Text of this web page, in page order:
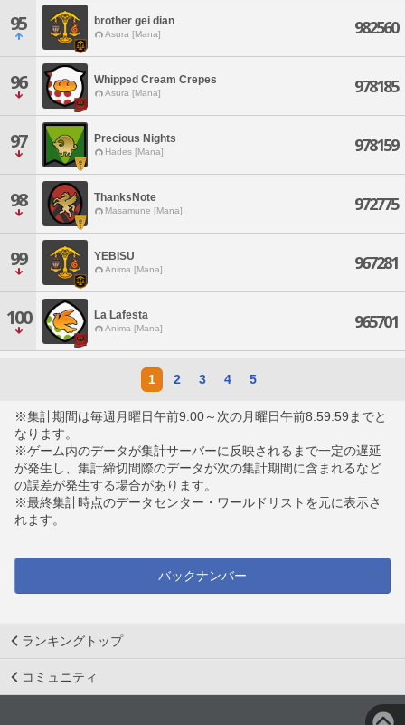
95 brother gei dian
Asura [Mana] 982560
96 Whipped Cream Crepes
Asura [Mana] 978185
97 Precious Nights
Hades [Mana] 978159
98 ThanksNote
Masamune [Mana] 972775
99 YEBISU
Anima [Mana] 967281
100 La Lafesta
Anima [Mana] 965701
1 2 3 4 5
※集計期間は毎週月曜日午前9:00～次の月曜日午前8:59:59までと
なります。
※ゲーム内のデータが集計サーバーに反映されるまで一定の遅延
が発生し、集計締切間際のデータが次の集計期間に含まれるなど
の誤差が発生する場合があります。
※最終集計時点のデータセンター・ワールドリストを元に表示さ
れます。
バックナンバー
ランキングトップ
コミュニティ